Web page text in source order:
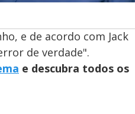
e de acordo com Jack
de verdade".
e descubra todos os